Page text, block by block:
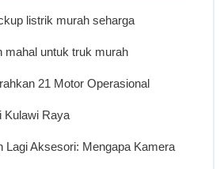
listrik murah seharga
mahal untuk truk murah
21 Motor Operasional
Kulawi Raya
Lagi Aksesori: Mengapa Kamera